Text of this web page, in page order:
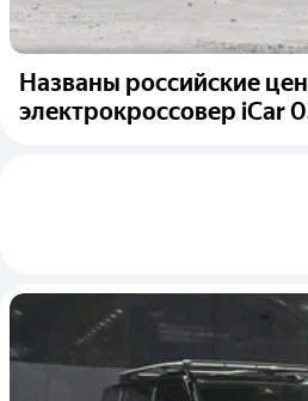
Названы российские
электрокроссовер iCar